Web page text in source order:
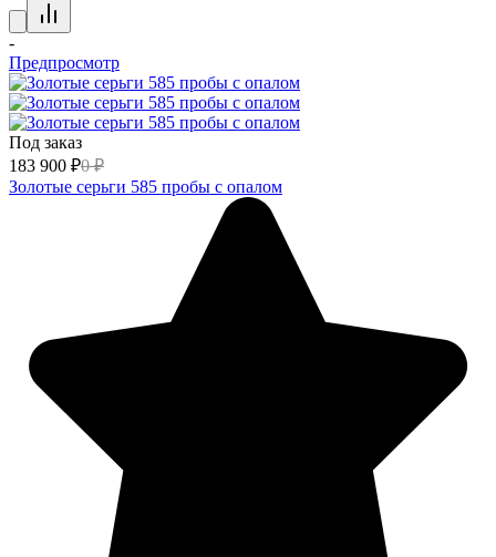
-
Предпросмотр
Под заказ
183 900 ₽0 ₽
Золотые серьги 585 пробы с опалом